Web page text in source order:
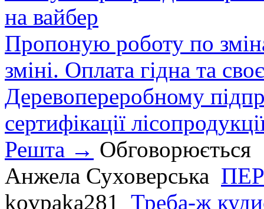
на вайбер
Пропоную роботу по
зміні. Оплата гідна та
Деревопереробному
сертифікації
Решта → Обговорюється
Анжела Суховерська
kovpaka281 Треба-ж